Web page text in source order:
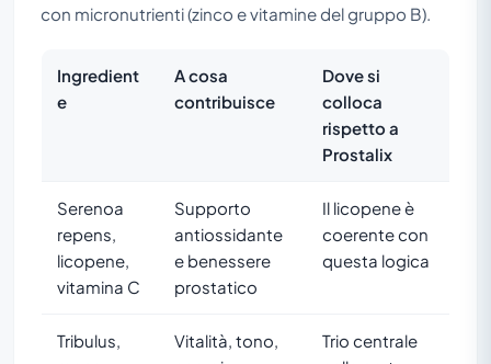
con micronutrienti (zinco e vitamine del gruppo B).
Ingredient
e
A cosa
contribuisce
Dove si
colloca
rispetto a
Prostalix
Serenoa
repens,
licopene,
vitamina C
Supporto
antiossidante
e benessere
prostatico
Il licopene è
coerente con
questa logica
Tribulus,
Vitalità, tono,
Trio centrale